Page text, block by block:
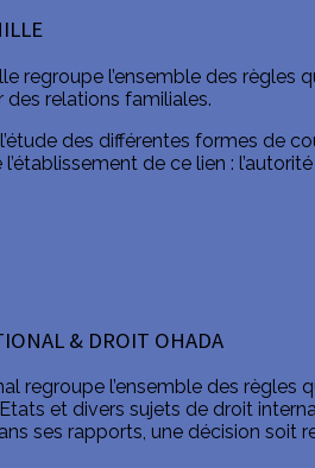
regroupe l’ensemble des règles
relations familiales.
l’étude des différentes formes de
de ce lien :
& DROIT OHADA
regroupe l’ensemble des
et divers sujets de droit
ses rapports, une décision soit